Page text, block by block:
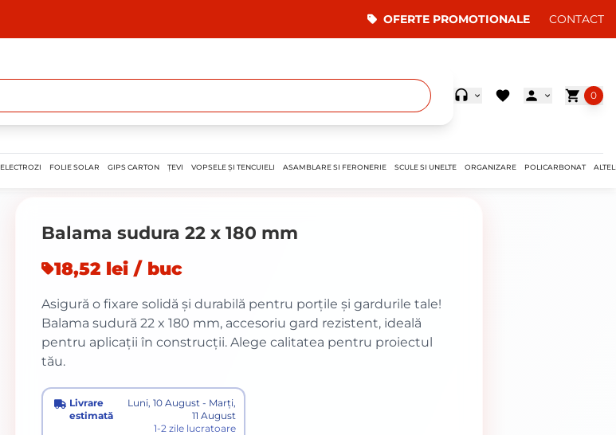
OFERTE PROMOTIONALE CONTACT
0
ELECTROZI FOLIE SOLAR GIPS CARTON ȚEVI VOPSELE ȘI TENCUIELI ASAMBLARE SI FERONERIE SCULE SI UNELTE ORGANIZARE POLICARBONAT
Balama sudura 22 x 180 mm
18,52 lei / buc
Asigură o fixare solidă și durabilă pentru porțile și gardurile tale!
Balama sudură 22 x 180 mm, accesoriu gard rezistent, ideală
pentru aplicații în construcții. Alege calitatea pentru proiectul
tău.
Livrare
estimată
Luni, 10 August - Marți,
11 August
1-2 zile lucratoare